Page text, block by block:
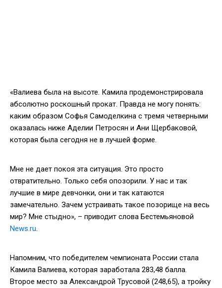
«Валиева была на высоте. Камила продемонстрировала
абсолютно роскошный прокат. Правда не могу понять:
каким образом Софья Самоделкина с тремя четверными
оказалась ниже Аделии Петросян и Ани Щербаковой,
которая была сегодня не в лучшей форме.
Мне не дает покоя эта ситуация. Это просто
отвратительно. Только себя опозорили. У нас и так
лучшие в мире девчонки, они и так катаются
замечательно. Зачем устраивать такое позорище на весь
мир? Мне стыдно», – приводит слова Бестемьяновой
News.ru.
Напомним, что победителем чемпионата России стала
Камила Валиева, которая заработала 283,48 балла.
Второе место за Александрой Трусовой (248,65), а тройку